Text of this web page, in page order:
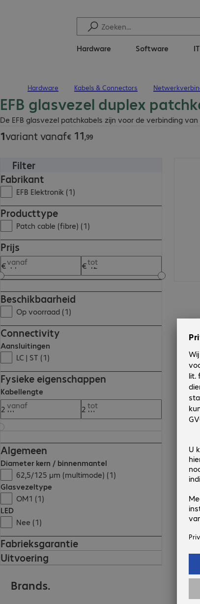
Hardware Software
Hardware Kabels & Connectors
EFB glasvezel duplex
De EFB glasvezel patchkabels zijn voor de verbinding
1variant vanaf€ 11,99
€ 11,99
Filter
Fabrikant
EFB Elektronik (1)
Producttype
Patch cable (fibre) (1)
Prijs
vanaf tot
Beschikbaarheid
Op voorraad (1)
Connectivity
Aansluitingen
LC | ST (1)
Fysieke eigenschappen
Kabellengte
vanaf
tot
Algemeen
Diameter kern / binnenmantel
62,5/125 µm (multimode) (1)
Glasvezeltype
OM1 (1)
LED
Nee (1)
Fabrieksgarantie
Uitvoering
Brands.